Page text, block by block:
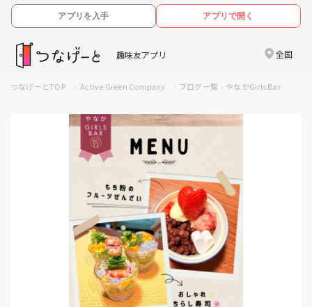
アプリを入手 アプリで開く
趣味友アプリ 全国
つなげーとTOP Active Green Company ブログ一覧 やなかGirls Bar